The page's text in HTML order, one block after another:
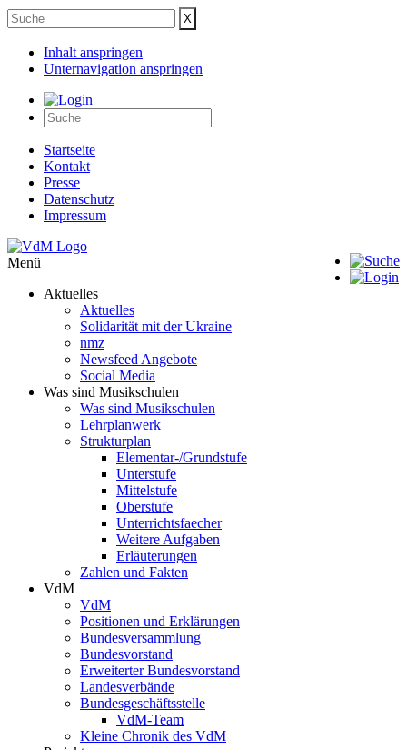
Inhalt anspringen
Unternavigation anspringen
Startseite
Kontakt
Presse
Datenschutz
Impressum
Menü
Aktuelles
Aktuelles
Solidarität mit der Ukraine
nmz
Newsfeed Angebote
Social Media
Was sind Musikschulen
Was sind Musikschulen
Lehrplanwerk
Strukturplan
Elementar-/Grundstufe
Unterstufe
Mittelstufe
Oberstufe
Unterrichtsfaecher
Weitere Aufgaben
Erläuterungen
Zahlen und Fakten
VdM
VdM
Positionen und Erklärungen
Bundesversammlung
Bundesvorstand
Erweiterter Bundesvorstand
Landesverbände
Bundesgeschäftsstelle
VdM-Team
Kleine Chronik des VdM